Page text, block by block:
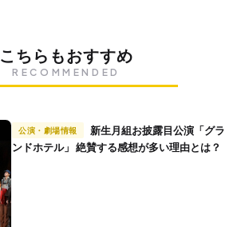
こちらもおすすめ
RECOMMENDED
公演・劇場情報
ンドホテル」 絶賛する感想が多い理由とは？